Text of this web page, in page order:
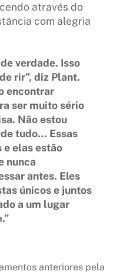
através do
com alegria
verdade. Isso
rir”, diz Plant.
encontrar
ser muito sério
Não estou
tudo… Essas
e elas estão
nunca
antes. Eles
únicos e juntos
a um lugar
anteriores pela